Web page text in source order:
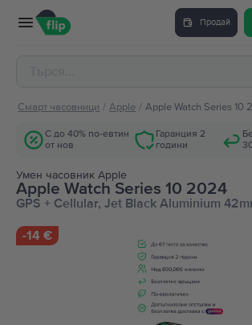
Продай
Смарт часовници / Apple / Apple Watch Series 10
С до 40% по-евтин
от нов
Гаранция 2
години
Умен часовник Apple
Apple Watch Series 10 2024
GPS + Cellular, Jet Black Aluminium
-14 €